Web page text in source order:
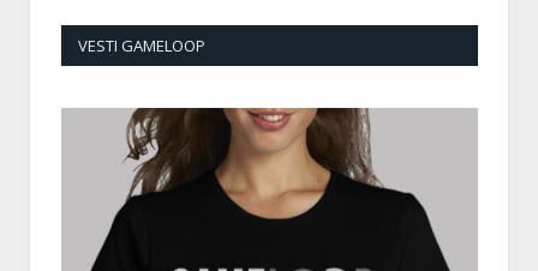
VESTI GAMELOOP